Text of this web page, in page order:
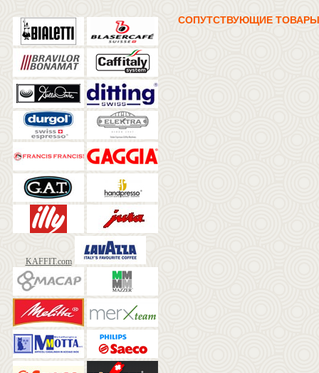
KAFFIT.com
СОПУТСТВУЮЩИЕ ТОВАРЫ